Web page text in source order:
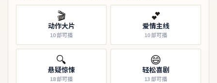
🎬
动作大片
10部可播
💕
爱情主线
10部可播
🔍
悬疑惊悚
18部可播
😄
轻松喜剧
13部可播